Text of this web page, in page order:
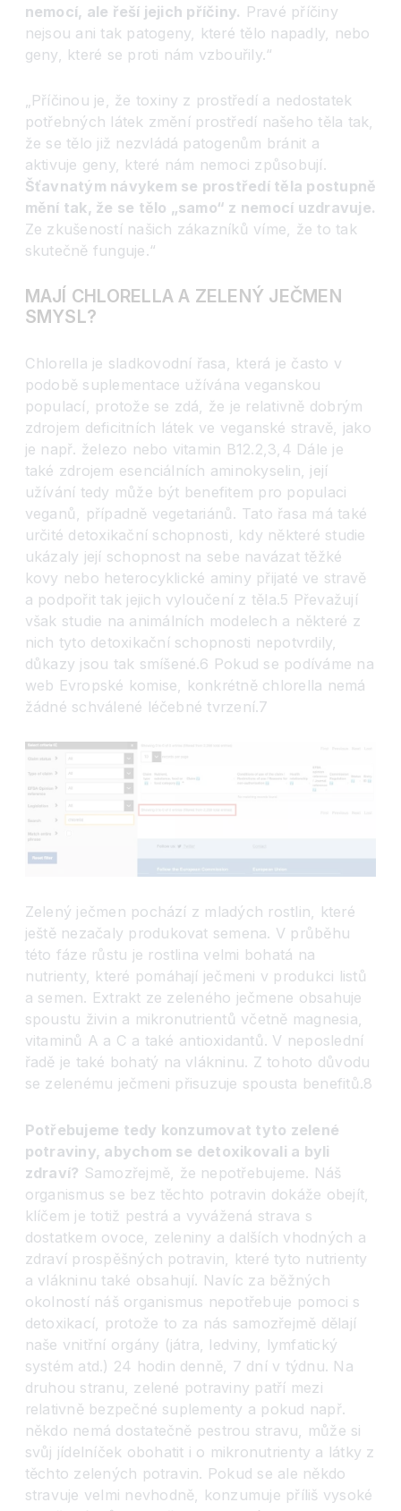
nemocí, ale řeší jejich příčiny. Pravé příčiny
nejsou ani tak patogeny, které tělo napadly, nebo
geny, které se proti nám vzbouřily.“
„Příčinou je, že toxiny z prostředí a nedostatek
potřebných látek změní prostředí našeho těla tak,
že se tělo již nezvládá patogenům bránit a
aktivuje geny, které nám nemoci způsobují.
Šťavnatým návykem se prostředí těla postupně
mění tak, že se tělo „samo“ z nemocí uzdravuje.
Ze zkušeností našich zákazníků víme, že to tak
skutečně funguje.“
MAJÍ CHLORELLA A ZELENÝ JEČMEN
SMYSL?
Chlorella je sladkovodní řasa, která je často v
podobě suplementace užívána veganskou
populací, protože se zdá, že je relativně dobrým
zdrojem deficitních látek ve veganské stravě, jako
je např. železo nebo vitamin B12.2,3,4 Dále je
také zdrojem esenciálních aminokyselin, její
užívání tedy může být benefitem pro populaci
veganů, případně vegetariánů. Tato řasa má také
určité detoxikační schopnosti, kdy některé studie
ukázaly její schopnost na sebe navázat těžké
kovy nebo heterocyklické aminy přijaté ve stravě
a podpořit tak jejich vyloučení z těla.5 Převažují
však studie na animálních modelech a některé z
nich tyto detoxikační schopnosti nepotvrdily,
důkazy jsou tak smíšené.6 Pokud se podíváme na
web Evropské komise, konkrétně chlorella nemá
žádné schválené léčebné tvrzení.7
Zelený ječmen pochází z mladých rostlin, které
ještě nezačaly produkovat semena. V průběhu
této fáze růstu je rostlina velmi bohatá na
nutrienty, které pomáhají ječmeni v produkci listů
a semen. Extrakt ze zeleného ječmene obsahuje
spoustu živin a mikronutrientů včetně magnesia,
vitaminů A a C a také antioxidantů. V neposlední
řadě je také bohatý na vlákninu. Z tohoto důvodu
se zelenému ječmeni přisuzuje spousta benefitů.8
Potřebujeme tedy konzumovat tyto zelené
potraviny, abychom se detoxikovali a byli
zdraví? Samozřejmě, že nepotřebujeme. Náš
organismus se bez těchto potravin dokáže obejít,
klíčem je totiž pestrá a vyvážená strava s
dostatkem ovoce, zeleniny a dalších vhodných a
zdraví prospěšných potravin, které tyto nutrienty
a vlákninu také obsahují. Navíc za běžných
okolností náš organismus nepotřebuje pomoci s
detoxikací, protože to za nás samozřejmě dělají
naše vnitřní orgány (játra, ledviny, lymfatický
systém atd.) 24 hodin denně, 7 dní v týdnu. Na
druhou stranu, zelené potraviny patří mezi
relativně bezpečné suplementy a pokud např.
někdo nemá dostatečně pestrou stravu, může si
svůj jídelníček obohatit i o mikronutrienty a látky z
těchto zelených potravin. Pokud se ale někdo
stravuje velmi nevhodně, konzumuje příliš vysoké